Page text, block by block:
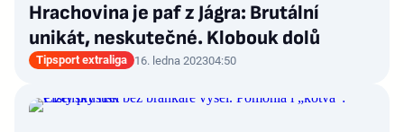
Hrachovina je paf z Jágra: Brutální
unikát, neskutečné. Klobouk dolů
Tipsport extraliga 16. ledna 202304:50